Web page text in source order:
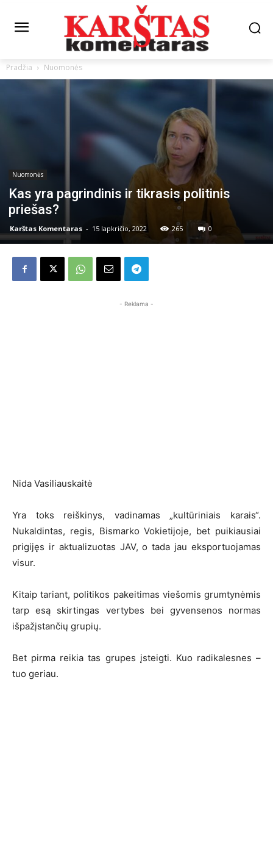
Pradžia Nuomonės
Nuomonės
Kas yra pagrindinis ir tikrasis politinis
priešas?
Karštas Komentaras - 15 lapkričio, 2022 265 0
- Reklama -
Nida Vasiliauskaitė
Yra toks reiškinys, vadinamas „kultūriniais karais“.
Nukaldintas, regis, Bismarko Vokietijoje, bet puikiausiai
prigijęs ir aktualizuotas JAV, o tada jau eksportuojamas
visur.
Kitaip tariant, politikos pakeitimas viešomis grumtynėmis
tarp esą skirtingas vertybes bei gyvensenos normas
išpažįstančių grupių.
Bet pirma reikia tas grupes įsteigti. Kuo radikalesnes –
tuo geriau.